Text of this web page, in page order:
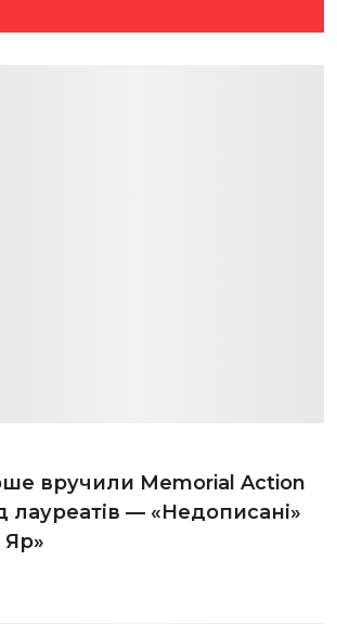
вручили Memorial Action
лауреатів — «Недописані»
Яр»